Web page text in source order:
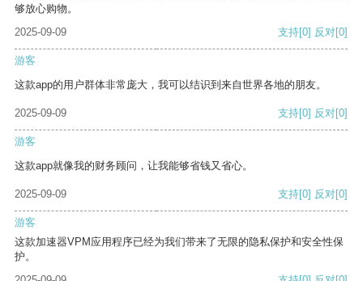
够放心购物。
2025-09-09
支持[0] 反对[0]
游客
这款app的用户群体非常庞大，我可以结识到来自世界各地的朋友。
2025-09-09 支持[0] 反对[0]
游客
这款app就像我的财务顾问，让我能够省钱又省心。
2025-09-09 支持[0] 反对[0]
游客
这款加速器VPM应用程序已经为我们带来了无限的隐私保护和安全性保
护。